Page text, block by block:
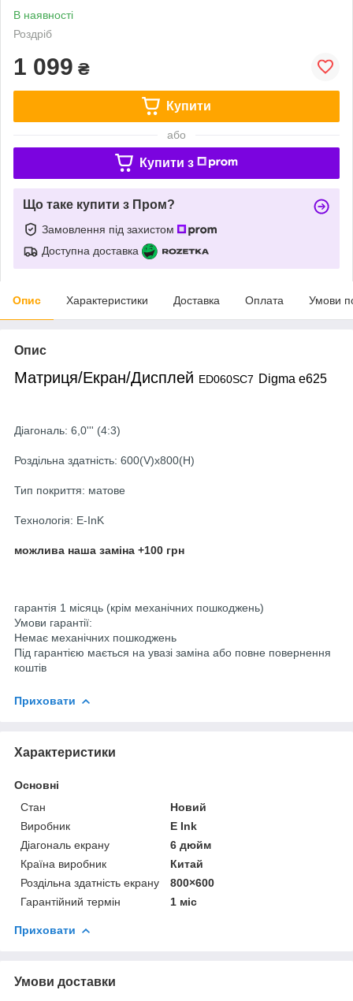
В наявності
Роздріб
1 099 ₴
Купити
або
Купити з
Що таке купити з Пром?
Замовлення під захистом
Доступна доставка
Опис Характеристики Доставка Оплата Умови
Опис
Матриця/Екран/Дисплей ED060SC7 Digma e625
Діагональ: 6,0''' (4:3)
Роздільна здатність: 600(V)x800(H)
Тип покриття: матове
Технологія: E-InK
можлива наша заміна +100 грн
гарантія 1 місяць (крім механічних пошкоджень)
Умови гарантії:
Немає механічних пошкоджень
Під гарантією мається на увазі заміна або повне повернення
коштів
Приховати
Характеристики
Основні
Стан
Новий
Виробник
E Ink
Діагональ екрану
6 дюйм
Країна виробник
Китай
Роздільна здатність екрану
800×600
Гарантійний термін
1 міс
Приховати
Умови доставки